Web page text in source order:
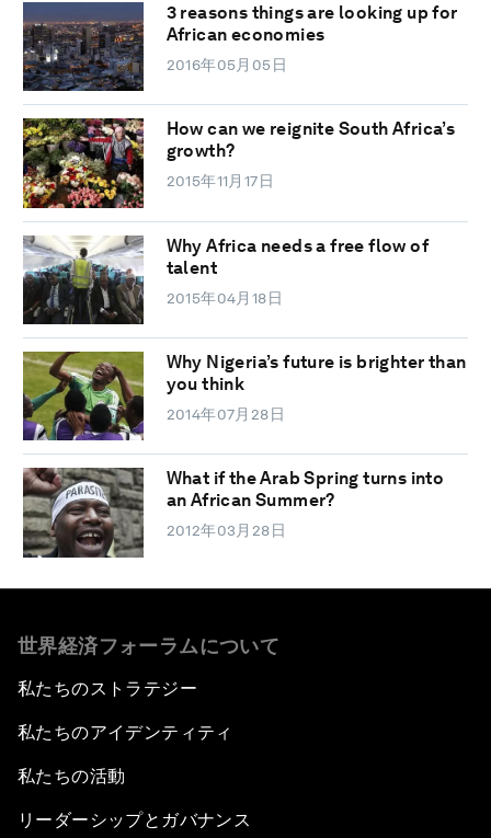
3 reasons things are looking up for
African economies
2016年05月05日
How can we reignite South Africa’s
growth?
2015年11月17日
Why Africa needs a free flow of
talent
2015年04月18日
Why Nigeria’s future is brighter than
you think
2014年07月28日
What if the Arab Spring turns into
an African Summer?
2012年03月28日
世界経済フォーラムについて
私たちのストラテジー
私たちのアイデンティティ
私たちの活動
リーダーシップとガバナンス